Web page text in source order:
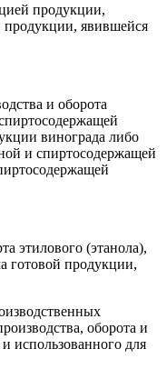
продукции,
продукции, явившейся
и оборота
винограда либо
и спиртосодержащей
этилового (этанола),
готовой продукции,
оборота и
использованного для